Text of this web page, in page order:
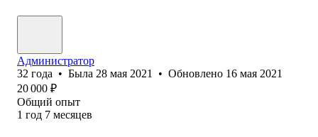
Администратор
32 года • Была 28 мая 2021 • Обновлено 16 мая 2021
20 000 ₽
Общий опыт
1 год 7 месяцев